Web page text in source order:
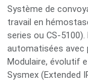
Système de
travail en
series ou CS-
automatisées avec
Modulaire, évolutif
Sysmex (Extended